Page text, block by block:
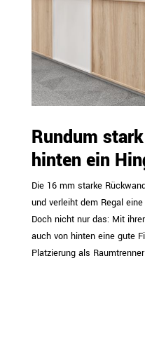
Rundum
hinten ein
Die 16 mm starke
und verleiht dem Regal
Doch nicht nur das: Mit
auch von hinten eine gute
Platzierung als